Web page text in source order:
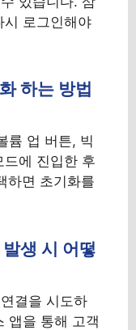
시 로그인해야
하는 방법
륨 업 버튼, 빅
에 진입한 후
하면 초기화를
생 시 어떻
결을 시도하
앱을 통해 고객